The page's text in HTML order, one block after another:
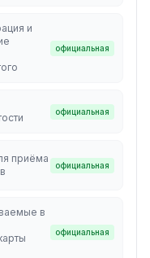
и
официальная
официальная
приёма
официальная
в
официальная